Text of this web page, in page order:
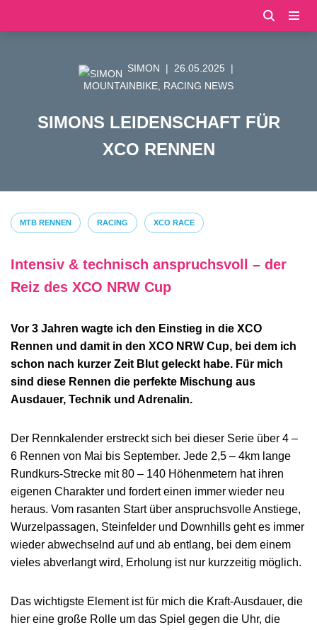
SIMON
26.05.2025
MOUNTAINBIKE RACING NEWS
SIMONS LEIDENSCHAFT FÜR
XCO RENNEN
MTB RENNEN RACING XCO RACE
Intensiv & technisch anspruchsvoll – der
Reiz des XCO NRW Cup
Vor 3 Jahren wagte ich den Einstieg in die XCO
Rennen und damit in den XCO NRW Cup, bei dem ich
schon nach kurzer Zeit Blut geleckt habe. Für mich
sind diese Rennen die perfekte Mischung aus
Ausdauer, Technik und Adrenalin.
Der Rennkalender erstreckt sich bei dieser Serie über 4 –
6 Rennen von Mai bis September. Jede 2,5 – 4km lange
Rundkurs-Strecke mit 80 – 140 Höhenmetern hat ihren
eigenen Charakter und fordert einen immer wieder neu
heraus. Vom rasanten Start über anspruchsvolle Anstiege,
Wurzelpassagen, Steinfelder und Downhills geht es immer
wieder abwechselnd auf und ab entlang, bei dem einem
vieles abverlangt wird, Erholung ist nur kurzzeitig möglich.
Das wichtigste Element ist für mich die Kraft-Ausdauer, die
hier eine große Rolle um das Spiel gegen die Uhr, die